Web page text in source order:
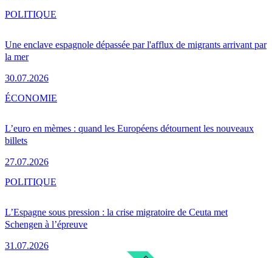
Une enclave espagnole dépassée par l'afflux de migrants arrivant par
la mer
30.07.2026
POLITIQUE
L’euro en mèmes : quand les Européens détournent les nouveaux
billets
27.07.2026
ÉCONOMIE
L’Espagne sous pression : la crise migratoire de Ceuta met
Schengen à l’épreuve
31.07.2026
POLITIQUE